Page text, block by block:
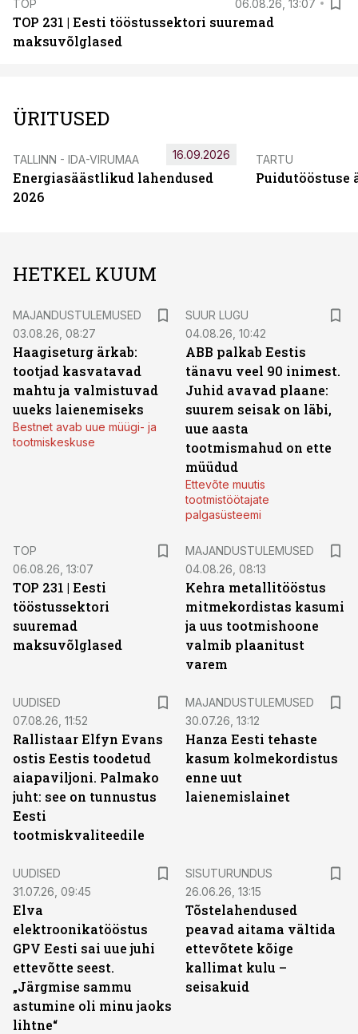
TOP 06.08.26, 13:07
TOP 231 | Eesti tööstussektori suuremad
maksuvõlglased
ÜRITUSED
TALLINN - IDA-VIRUMAA
Energiasäästlikud lahendused
2026
16.09.2026 TARTU
Puidutööstuse
HETKEL KUUM
MAJANDUSTULEMUSED
03.08.26, 08:27
Haagiseturg ärkab:
tootjad kasvatavad
mahtu ja valmistuvad
uueks laienemiseks
Bestnet avab uue müügi- ja
tootmiskeskuse
SUUR LUGU
04.08.26, 10:42
ABB palkab Eestis
tänavu veel 90 inimest.
Juhid avavad plaane:
suurem seisak on läbi,
uue aasta
tootmismahud on ette
müüdud
Ettevõte muutis
tootmistöötajate
palgasüsteemi
TOP
06.08.26, 13:07
TOP 231 | Eesti
tööstussektori
suuremad
maksuvõlglased
MAJANDUSTULEMUSED
04.08.26, 08:13
Kehra metallitööstus
mitmekordistas kasumi
ja uus tootmishoone
valmib plaanitust
varem
UUDISED
07.08.26, 11:52
Rallistaar Elfyn Evans
ostis Eestis toodetud
aiapaviljoni. Palmako
juht: see on tunnustus
Eesti
tootmiskvaliteedile
MAJANDUSTULEMUSED
30.07.26, 13:12
Hanza Eesti tehaste
kasum kolmekordistus
enne uut
laienemislainet
UUDISED
31.07.26, 09:45
Elva
elektroonikatööstus
GPV Eesti sai uue juhi
ettevõtte seest.
„Järgmise sammu
astumine oli minu jaoks
lihtne“
SISUTURUNDUS
26.06.26, 13:15
Tõstelahendused
peavad aitama vältida
ettevõtete kõige
kallimat kulu –
seisakuid